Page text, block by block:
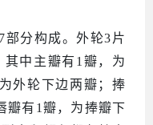
7部分构成。外轮3片
中主瓣有1瓣，为
外轮下边两瓣；捧
瓣有1瓣，为捧瓣下